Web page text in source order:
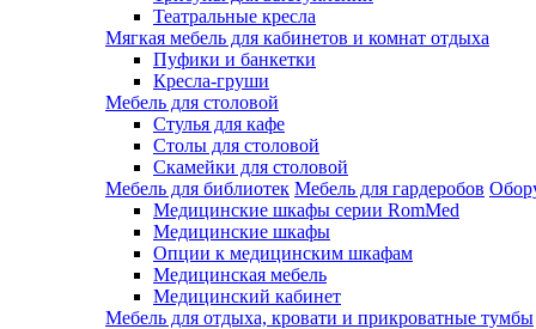
Театральные кресла
Мягкая мебель для кабинетов и комнат отдыха
Пуфики и банкетки
Кресла-груши
Мебель для столовой
Cтулья для кафе
Cтолы для столовой
Скамейки для столовой
Мебель для библиотек Мебель для гардеробов
Медицинские шкафы серии RomMed
Медицинские шкафы
Опции к медицинским шкафам
Медицинская мебель
Медицинский кабинет
Мебель для отдыха, кровати и прикроватные тумбы